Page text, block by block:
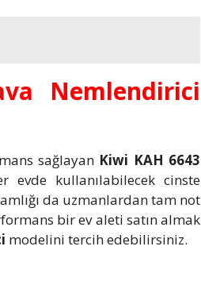
Nemlendirici
sağlayan Kiwi KAH 6643
evde kullanılabilecek cinste
da uzmanlardan tam not
bir ev aleti satın almak
modelini tercih edebilirsiniz.